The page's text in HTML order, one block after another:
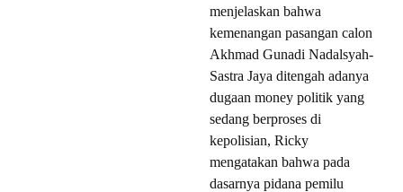
menjelaskan bahwa
kemenangan pasangan calon
Akhmad Gunadi Nadalsyah-
Sastra Jaya ditengah adanya
dugaan money politik yang
sedang berproses di
kepolisian, Ricky
mengatakan bahwa pada
dasarnya pidana pemilu